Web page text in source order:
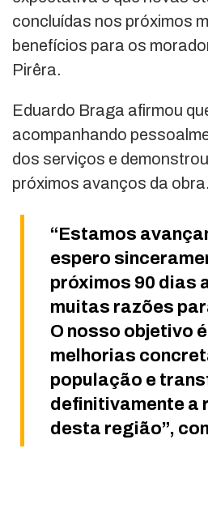
concluídas nos próximos
benefícios para os
Pirêra.
Eduardo Braga afirmou
acompanhando
dos serviços e
próximos avanços da obra.
“Estamos
espero
próximos 90 dias
muitas razões
O nosso objetivo
melhorias
população e
definitivamente a
desta região”,